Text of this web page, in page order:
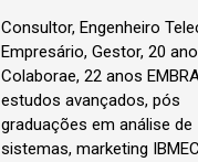
Consultor, Engenheiro
Empresário, Gestor, 20
Colaborae, 22 anos
estudos avançados, pós
graduações em análise de
sistemas, marketing